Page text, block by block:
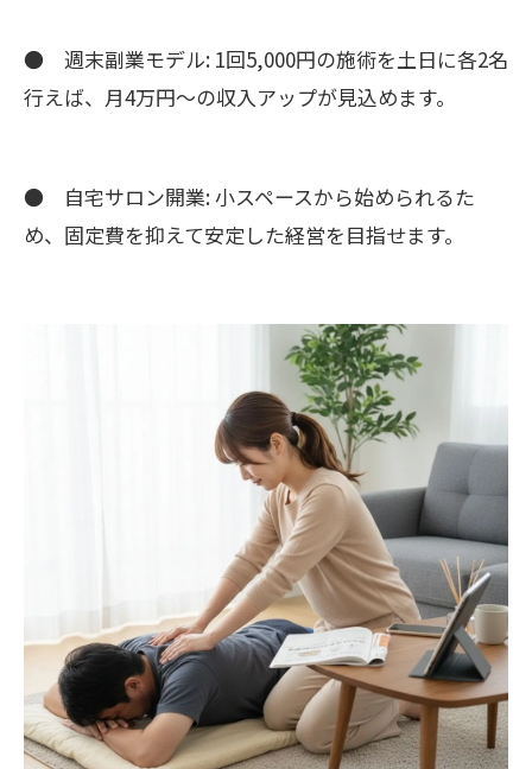
● 週末副業モデル: 1回5,000円の施術を土日に各2名
行えば、月4万円〜の収入アップが見込めます。
● 自宅サロン開業: 小スペースから始められるた
め、固定費を抑えて安定した経営を目指せます。